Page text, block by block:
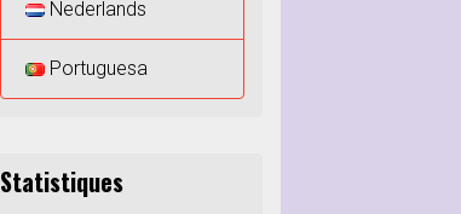
Nederlands
Portuguesa
Statistiques